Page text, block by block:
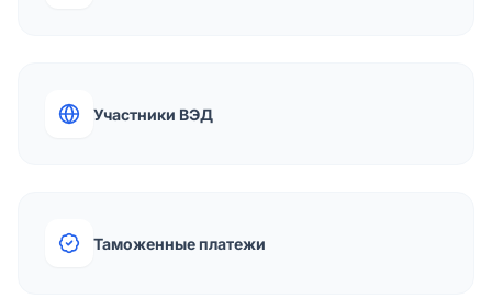
Участники ВЭД
Таможенные платежи